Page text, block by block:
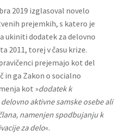
2019 izglasoval novelo
prejemkih, s katero je
ukiniti dodatek za delovno
2011, torej v času krize.
prejemajo kot del
in ga Zakon o socialno
kot »dodatek k
aktivne samske osebe ali
namenjen spodbujanju k
za delo«.